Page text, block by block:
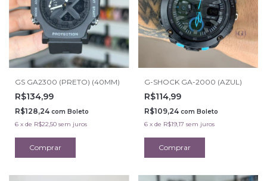
GS GA2300 (PRETO) (40MM)
R$134,99
R$128,24 com Boleto
6 x de R$22,50 sem juros
G-SHOCK GA-2000 (AZUL)
R$114,99
R$109,24 com Boleto
6 x de R$19,17 sem juros